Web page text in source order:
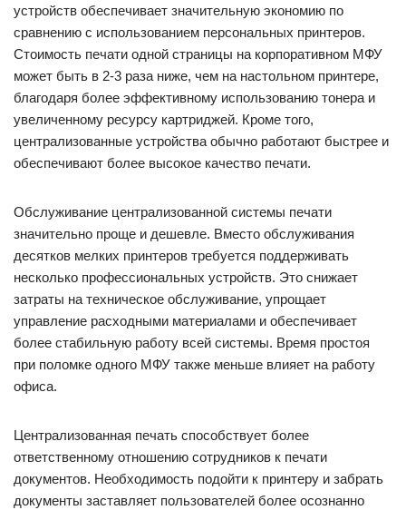
устройств обеспечивает значительную экономию по
сравнению с использованием персональных принтеров.
Стоимость печати одной страницы на корпоративном МФУ
может быть в 2-3 раза ниже, чем на настольном принтере,
благодаря более эффективному использованию тонера и
увеличенному ресурсу картриджей. Кроме того,
централизованные устройства обычно работают быстрее и
обеспечивают более высокое качество печати.
Обслуживание централизованной системы печати
значительно проще и дешевле. Вместо обслуживания
десятков мелких принтеров требуется поддерживать
несколько профессиональных устройств. Это снижает
затраты на техническое обслуживание, упрощает
управление расходными материалами и обеспечивает
более стабильную работу всей системы. Время простоя
при поломке одного МФУ также меньше влияет на работу
офиса.
Централизованная печать способствует более
ответственному отношению сотрудников к печати
документов. Необходимость подойти к принтеру и забрать
документы заставляет пользователей более осознанно